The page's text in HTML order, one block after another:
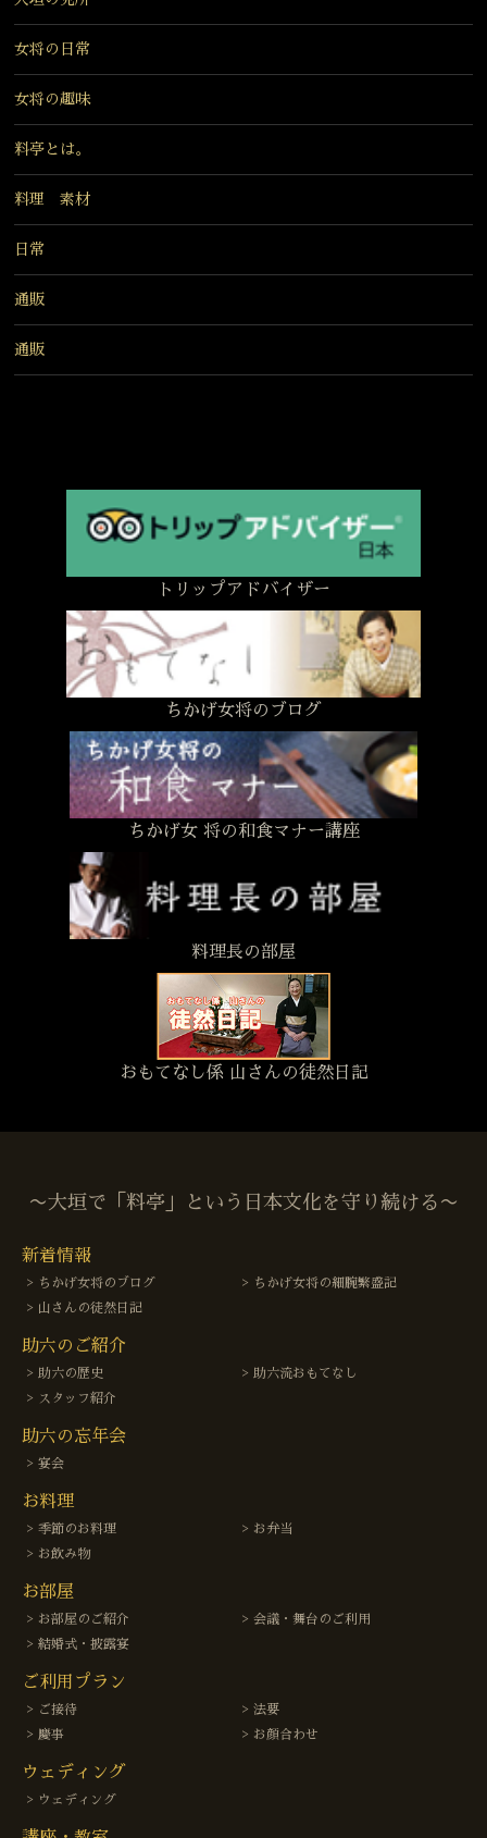
女将の日常
女将の趣味
料亭とは。
料理 素材
日常
通販
通販
トリップアドバイザー
ちかげ女将のブログ
ちかげ女 将の和食マナー講座
料理長の部屋
おもてなし係 山さんの徒然日記
〜大垣で「料亭」という日本文化を守り続ける〜
新着情報
ちかげ女将のブログ
ちかげ女将の細腕繁盛記
山さんの徒然日記
助六のご紹介
助六の歴史
助六流おもてなし
スタッフ紹介
助六の忘年会
宴会
お料理
季節のお料理
お弁当
お飲み物
お部屋
お部屋のご紹介
会議・舞台のご利用
結婚式・披露宴
ご利用プラン
ご接待
法要
慶事
お顔合わせ
ウェディング
ウェディング